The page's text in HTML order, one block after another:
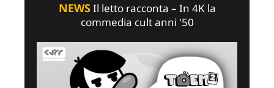
NEWSIl letto racconta – In 4K la
commedia cult anni '50